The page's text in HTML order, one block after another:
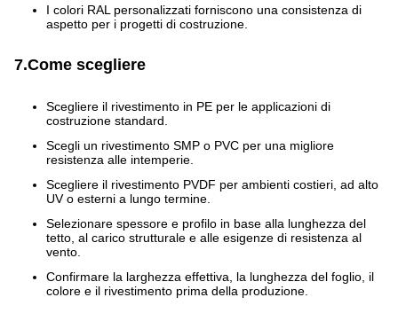
I colori RAL personalizzati forniscono una consistenza di
aspetto per i progetti di costruzione.
7.Come scegliere
Scegliere il rivestimento in PE per le applicazioni di
costruzione standard.
Scegli un rivestimento SMP o PVC per una migliore
resistenza alle intemperie.
Scegliere il rivestimento PVDF per ambienti costieri, ad alto
UV o esterni a lungo termine.
Selezionare spessore e profilo in base alla lunghezza del
tetto, al carico strutturale e alle esigenze di resistenza al
vento.
Confirmare la larghezza effettiva, la lunghezza del foglio, il
colore e il rivestimento prima della produzione.